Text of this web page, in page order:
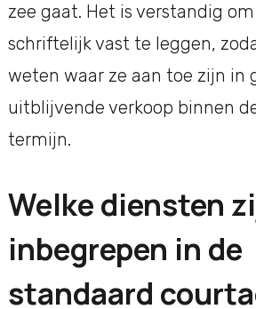
zee gaat. Het is verstandig
schriftelijk vast te leggen,
weten waar ze aan toe zijn in
uitblijvende verkoop binnen
termijn.
Welke diensten
inbegrepen in de
standaard